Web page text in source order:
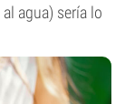
agua) sería lo